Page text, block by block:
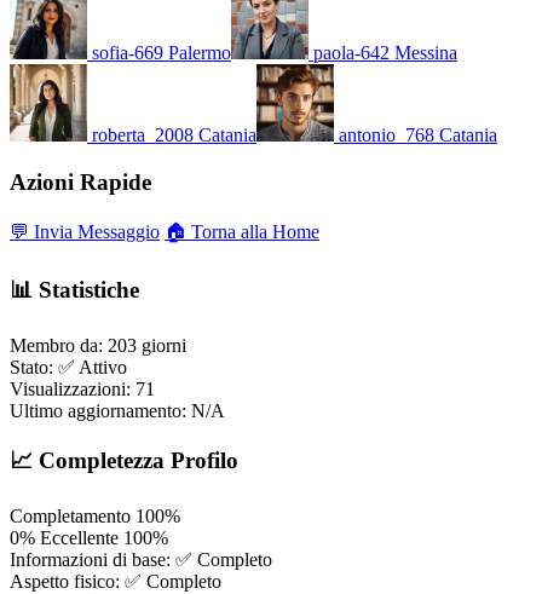
sofia-669 Palermo paola-642 Messina
roberta_2008 Catania antonio_768 Catania
Azioni Rapide
💬 Invia Messaggio 🏠 Torna alla Home
📊 Statistiche
Membro da: 203 giorni
Stato: ✅ Attivo
Visualizzazioni: 71
Ultimo aggiornamento: N/A
📈 Completezza Profilo
Completamento 100%
0% Eccellente 100%
Informazioni di base: ✅ Completo
Aspetto fisico: ✅ Completo